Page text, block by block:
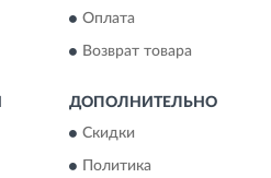
Оплата
Возврат товара
ДОПОЛНИТЕЛЬНО
Скидки
Политика